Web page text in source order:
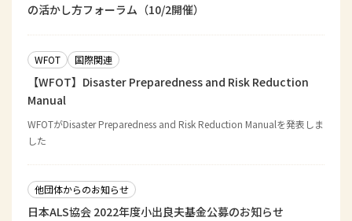
の活かし方フォーラム（10/2開催）
WFOT 国際関連
【WFOT】Disaster Preparedness and Risk Reduction
Manual
WFOTがDisaster Preparedness and Risk Reduction Manualを発表しま
した
他団体からのお知らせ
日本ALS協会 2022年度小出良夫基金公募のお知らせ